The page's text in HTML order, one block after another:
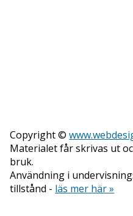
Copyright ©
Materialet får skrivas ut
bruk.
Användning i
tillstånd - läs mer här »